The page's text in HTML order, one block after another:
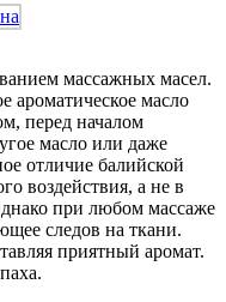
массажных масел.
ароматическое масло
перед началом
масло или даже
отличие балийской
воздействия, а не в
при любом массаже
следов на ткани.
приятный аромат.